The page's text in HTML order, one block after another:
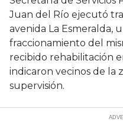
Juan del Río ejecutó
avenida La Esmeralda,
fraccionamiento del
recibido rehabilitación
indicaron vecinos de la
supervisión.